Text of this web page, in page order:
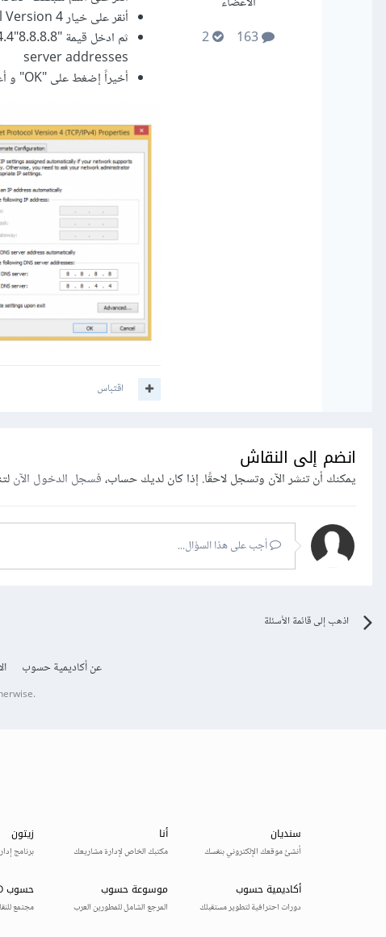
أنقر على خيار Internet Protocol Version 4.
server addresses
أخيراً إضغط على "OK" و أعد الاتصال بشبكتك من جديد.
اقتباس
انضم إلى النقاش
يمكنك أن تنشر الآن وتسجل لاحقًا. إذا كان لديك حساب،فسجل الدخول الآن
أجب على هذا السؤال...
اذهب إلى قائمة الأسئلة
عن أكاديمية حسوب